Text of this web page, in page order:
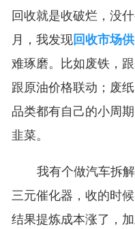
回收就是收破烂，没
月，我发现回收市场
难琢磨。比如废铁，
跟原油价格联动；废
品类都有自己的小周
韭菜。
我有个做汽车拆
三元催化器，收的时
结果提炼成本涨了，